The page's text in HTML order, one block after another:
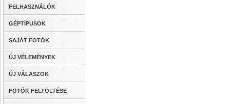
FELHASZNÁLÓK
GÉPTÍPUSOK
SAJÁT FOTÓK
ÚJ VÉLEMÉNYEK
ÚJ VÁLASZOK
FOTÓK FELTÖLTÉSE